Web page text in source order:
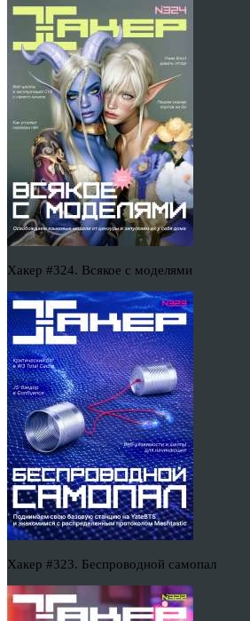
Хакер #324. Всякое с моделями
Хакер #323. Беспроводной самопал